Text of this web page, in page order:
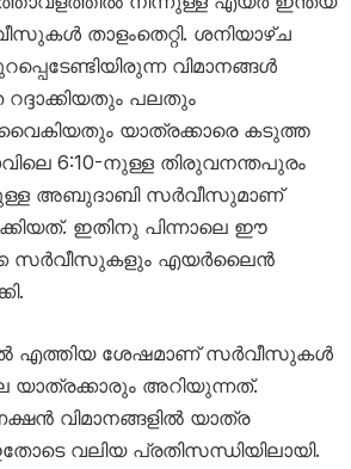
താളംതെറ്റി. ശനിയാഴ്ച
വിമാനങ്ങൾ
റദ്ദാക്കിയതും പലതും
യാത്രക്കാരെ കടുത്ത
6:10-നുള്ള തിരുവനന്തപുരം
അബുദാബി സർവീസുമാണ്
ഇതിനു പിന്നാലെ ഈ
സർവീസുകളും എയർലൈൻ
എത്തിയ ശേഷമാണ് സർവീസുകൾ
യാത്രക്കാരും അറിയുന്നത്.
വിമാനങ്ങളിൽ യാത്ര
വലിയ പ്രതിസന്ധിയിലായി.